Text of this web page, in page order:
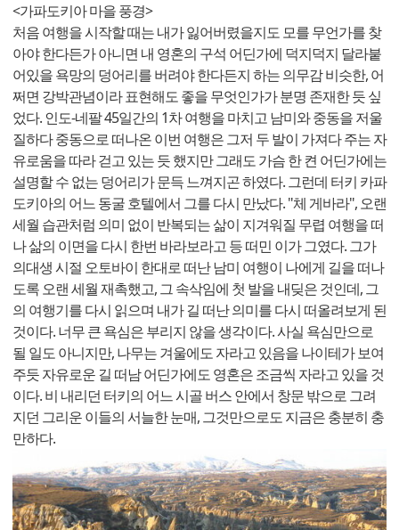
<가파도키아 마을 풍경>
처음 여행을 시작할 때는 내가 잃어버렸을지도 모를 무언가를 찾
아야 한다든가 아니면 내 영혼의 구석 어딘가에 덕지덕지 달라붙
어있을 욕망의 덩어리를 버려야 한다든지 하는 의무감 비슷한, 어
쩌면 강박관념이라 표현해도 좋을 무엇인가가 분명 존재한 듯 싶
었다. 인도-네팔 45일간의 1차 여행을 마치고 남미와 중동을 저울
질하다 중동으로 떠나온 이번 여행은 그저 두 발이 가져다 주는 자
유로움을 따라 걷고 있는 듯 했지만 그래도 가슴 한 켠 어딘가에는
설명할 수 없는 덩어리가 문득 느껴지곤 하였다. 그런데 터키 카파
도키아의 어느 동굴 호텔에서 그를 다시 만났다. "체 게바라", 오랜
세월 습관처럼 의미 없이 반복되는 삶이 지겨워질 무렵 여행을 떠
나 삶의 이면을 다시 한번 바라보라고 등 떠민 이가 그였다. 그가
의대생 시절 오토바이 한대로 떠난 남미 여행이 나에게 길을 떠나
도록 오랜 세월 재촉했고, 그 속삭임에 첫 발을 내딪은 것인데, 그
의 여행기를 다시 읽으며 내가 길 떠난 의미를 다시 떠올려보게 된
것이다. 너무 큰 욕심은 부리지 않을 생각이다. 사실 욕심만으로
될 일도 아니지만, 나무는 겨울에도 자라고 있음을 나이테가 보여
주듯 자유로운 길 떠남 어딘가에도 영혼은 조금씩 자라고 있을 것
이다. 비 내리던 터키의 어느 시골 버스 안에서 창문 밖으로 그려
지던 그리운 이들의 서늘한 눈매, 그것만으로도 지금은 충분히 충
만하다.